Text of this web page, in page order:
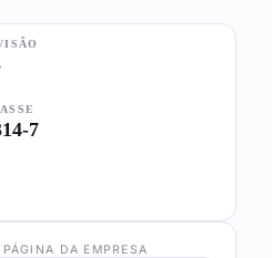
7
DA EMPRESA